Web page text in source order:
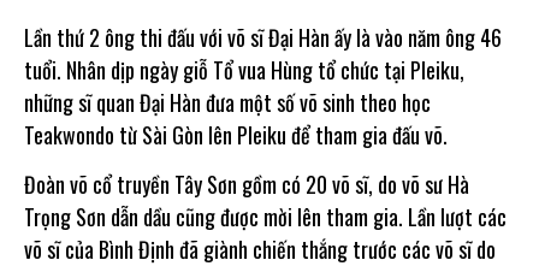
Lần thứ 2 ông thi đấu với võ sĩ Đại Hàn ấy là vào năm ông 46
tuổi. Nhân dịp ngày giỗ Tổ vua Hùng tổ chức tại Pleiku,
những sĩ quan Đại Hàn đưa một số võ sinh theo học
Teakwondo từ Sài Gòn lên Pleiku để tham gia đấu võ.
Đoàn võ cổ truyền Tây Sơn gồm có 20 võ sĩ, do võ sư Hà
Trọng Sơn dẫn dầu cũng được mời lên tham gia. Lần lượt các
võ sĩ của Bình Định đã giành chiến thắng trước các võ sĩ do